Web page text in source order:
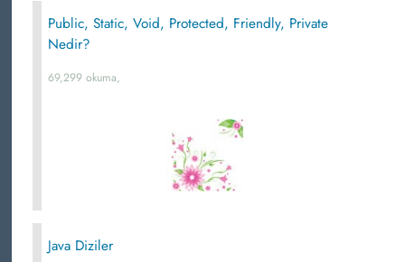
Public, Static, Void, Protected, Friendly, Private
Nedir?
69,299 okuma,
Java Diziler